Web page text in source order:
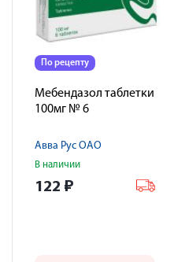
По рецепту
Мебендазол таблетки
100мг № 6
Авва Рус ОАО
В наличии
122 ₽